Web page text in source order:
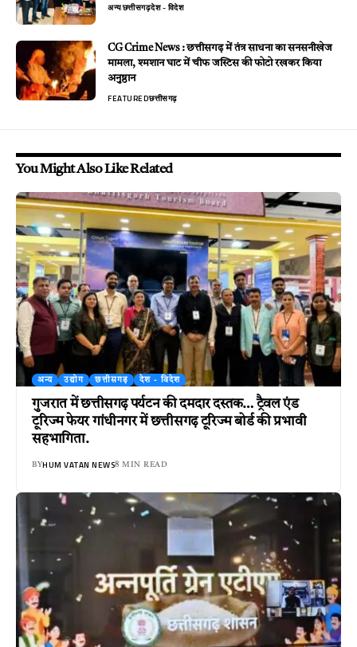
अन्यछत्तीसगढ़देश - विदेश
CG Crime News : छत्तीसगढ़ में तंत्र साधना का सनसनीखेज
मामला, श्मशान घाट में चीफ जस्टिस की फोटो रखकर किया
अनुष्ठान
FEATUREDछत्तीसगढ़
You Might Also Like Related
अन्य उद्योग छत्तीसगढ़ देश - विदेश
गुजरात में छत्तीसगढ़ पर्यटन की दमदार दस्तक… ट्रैवल एंड
टूरिज्म फेयर गांधीनगर में छत्तीसगढ़ टूरिज्म बोर्ड की प्रभावी
सहभागिता.
BYHUM VATAN NEWS8 MIN READ